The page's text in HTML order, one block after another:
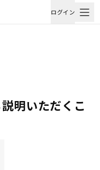
ログイン
明いただくこ